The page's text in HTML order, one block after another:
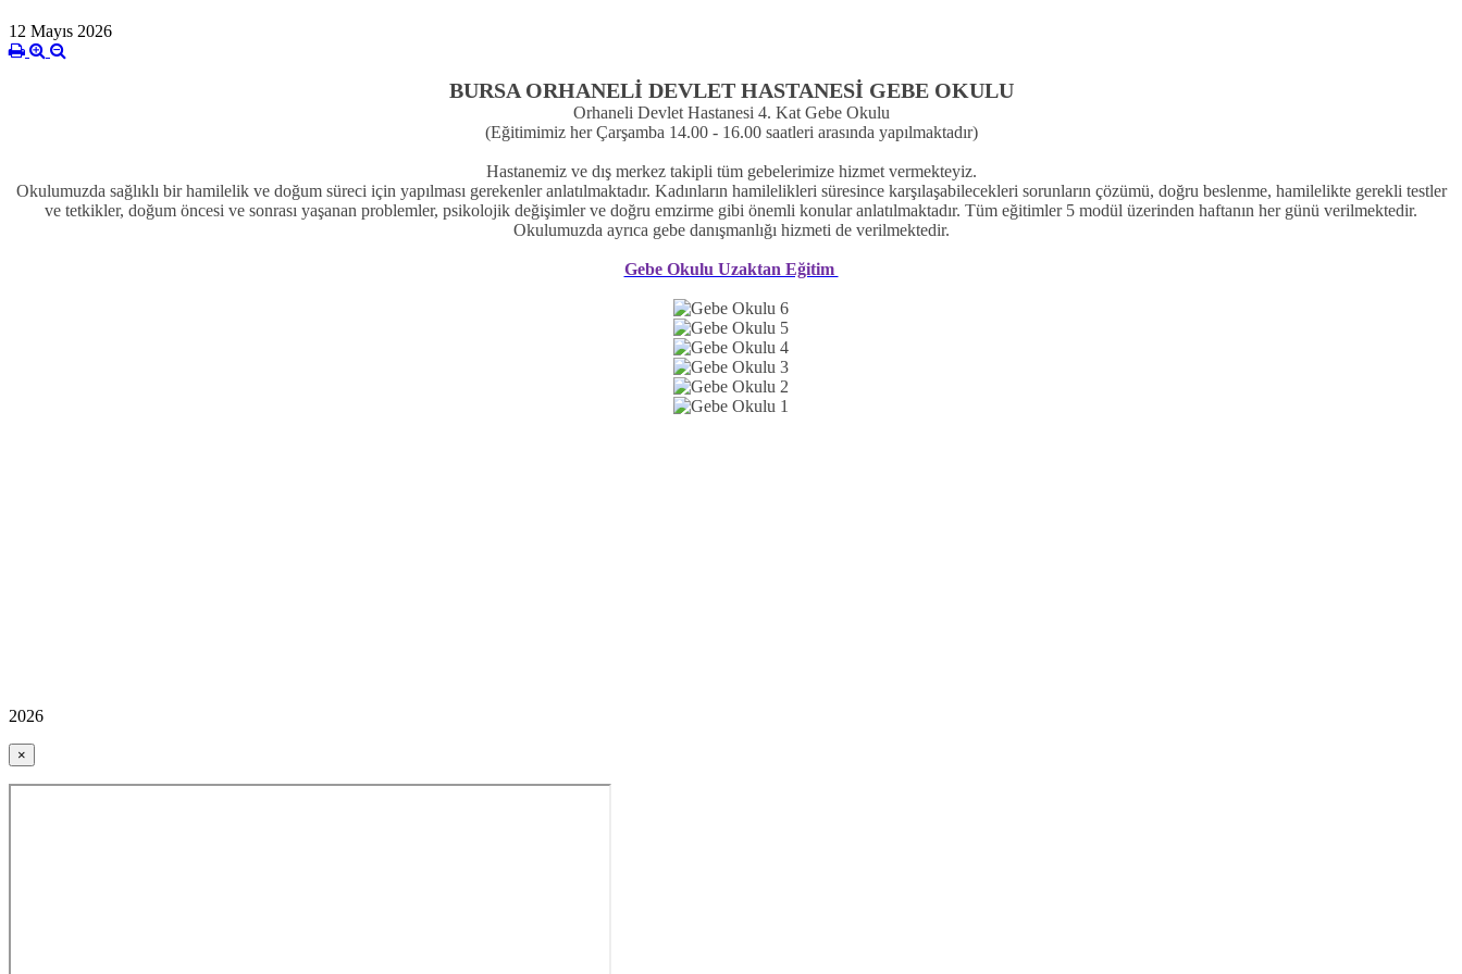
12 Mayıs 2026
BURSA ORHANELİ DEVLET HASTANESİ GEBE OKULU
Orhaneli Devlet Hastanesi 4. Kat Gebe Okulu
(Eğitimimiz her Çarşamba 14.00 - 16.00 saatleri arasında yapılmaktadır)
Hastanemiz ve dış merkez takipli tüm gebelerimize hizmet vermekteyiz.
Okulumuzda sağlıklı bir hamilelik ve doğum süreci için yapılması gerekenler anlatılmaktadır. Kadınların hamilelikleri süresince karşılaşabilecekleri sorunların çözümü, doğru beslenme, hamilelikte gerekli testler
ve tetkikler, doğum öncesi ve sonrası yaşanan problemler, psikolojik değişimler ve doğru emzirme gibi önemli konular anlatılmaktadır. Tüm eğitimler 5 modül üzerinden haftanın her günü verilmektedir.
Okulumuzda ayrıca gebe danışmanlığı hizmeti de verilmektedir.
Gebe Okulu Uzaktan Eğitim
2026
×